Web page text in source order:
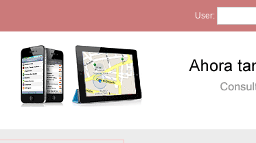
User: